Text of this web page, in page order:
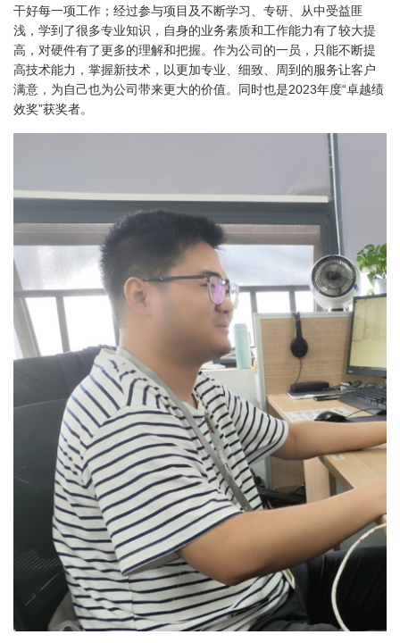
干好每一项工作；经过参与项目及不断学习、专研、从中受益匪
浅，学到了很多专业知识，自身的业务素质和工作能力有了较大提
高，对硬件有了更多的理解和把握。作为公司的一员，只能不断提
高技术能力，掌握新技术，以更加专业、细致、周到的服务让客户
满意，为自己也为公司带来更大的价值。同时也是2023年度“卓越绩
效奖”获奖者。